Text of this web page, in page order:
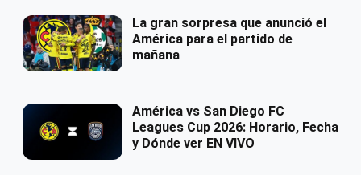
La gran sorpresa que anunció el
América para el partido de
mañana
América vs San Diego FC
Leagues Cup 2026: Horario, Fecha
y Dónde ver EN VIVO